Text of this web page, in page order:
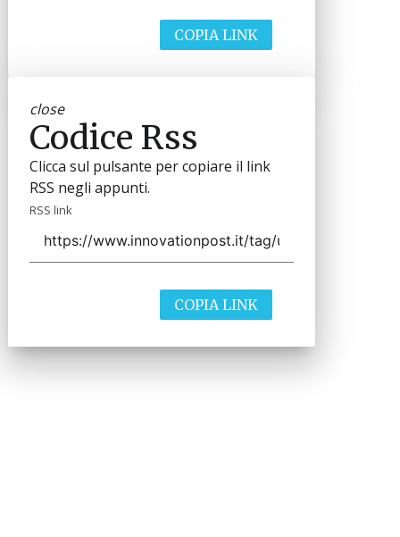
COPIA LINK
close
Codice Rss
Clicca sul pulsante per copiare il link
RSS negli appunti.
RSS link
COPIA LINK